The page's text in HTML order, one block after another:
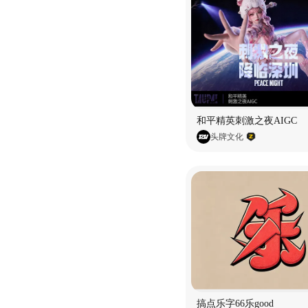
和平精英刺激之夜AIGC
头牌文化
搞点乐字66乐good